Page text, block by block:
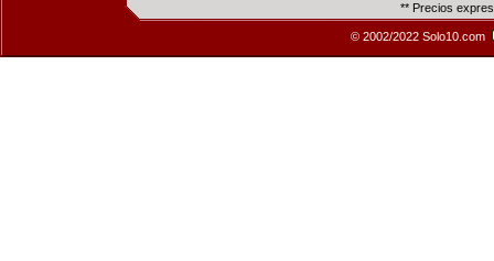
** Precios
© 2002/2022 Solo10.com